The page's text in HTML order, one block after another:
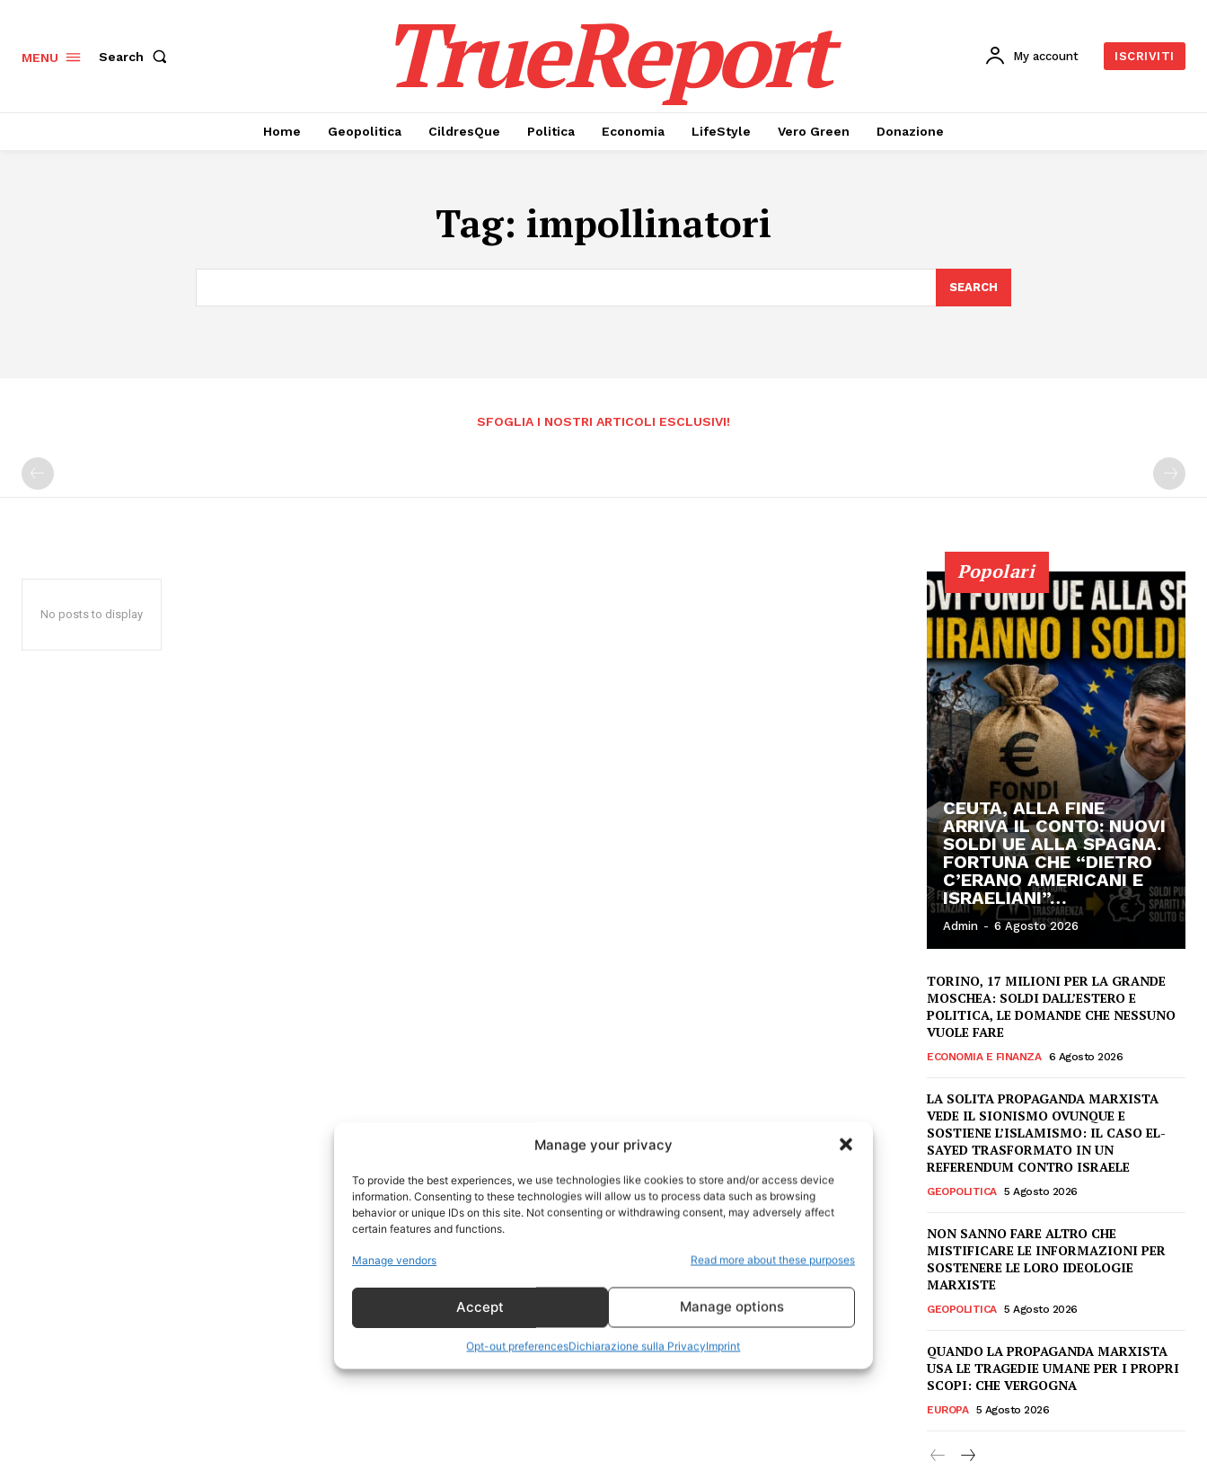
Geopolitica
Manage your privacy
To provide the best experiences, we use technologies like cookies to store and/or access device
information. Consenting to these technologies will allow us to process data such as browsing
behavior or unique IDs on this site. Not consenting or withdrawing consent, may adversely affect
certain features and functions.
Manage vendors Read more about these purposes
Accept Manage options
Opt-out preferencesDichiarazione sulla PrivacyImprint
MENU Search TrueReport My account ISCRIVITI
Home Geopolitica CildresQue Politica Economia LifeStyle Vero Green Donazione
Tag: impollinatori
SEARCH
SFOGLIA I NOSTRI ARTICOLI ESCLUSIVI!
No posts to display
Popolari
CEUTA, ALLA FINE
ARRIVA IL CONTO: NUOVI
SOLDI UE ALLA SPAGNA.
FORTUNA CHE “DIETRO
C’ERANO AMERICANI E
ISRAELIANI”…
Admin - 6 Agosto 2026
TORINO, 17 MILIONI PER LA GRANDE
MOSCHEA: SOLDI DALL’ESTERO E
POLITICA, LE DOMANDE CHE NESSUNO
VUOLE FARE
ECONOMIA E FINANZA 6 Agosto 2026
LA SOLITA PROPAGANDA MARXISTA
VEDE IL SIONISMO OVUNQUE E
SOSTIENE L’ISLAMISMO: IL CASO EL-
SAYED TRASFORMATO IN UN
REFERENDUM CONTRO ISRAELE
GEOPOLITICA 5 Agosto 2026
NON SANNO FARE ALTRO CHE
MISTIFICARE LE INFORMAZIONI PER
SOSTENERE LE LORO IDEOLOGIE
MARXISTE
GEOPOLITICA 5 Agosto 2026
QUANDO LA PROPAGANDA MARXISTA
USA LE TRAGEDIE UMANE PER I PROPRI
SCOPI: CHE VERGOGNA
EUROPA 5 Agosto 2026